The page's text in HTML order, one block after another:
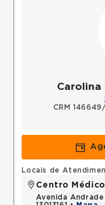
Carolina
CRM
Locais de
Centro
Avenida